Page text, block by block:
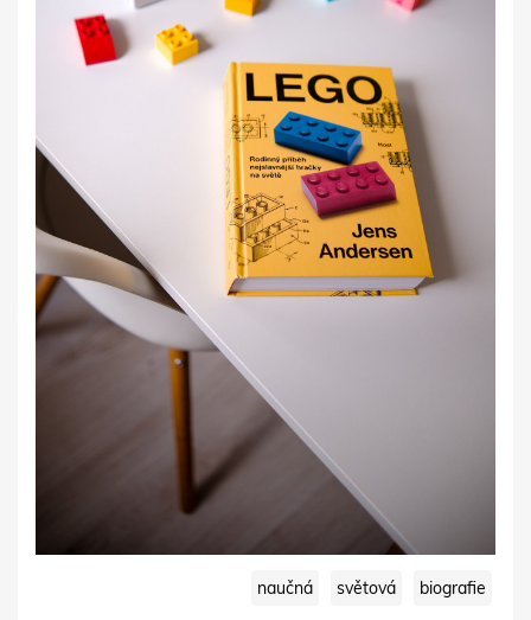
naučná světová biografie